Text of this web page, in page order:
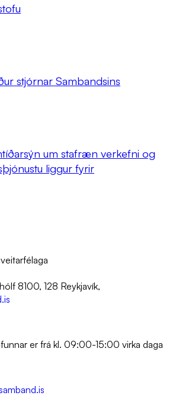
stjórnar Sambandsins
um stafræn verkefni og
liggur fyrir
8100, 128 Reykjavík,
er frá kl. 09:00-15:00 virka daga